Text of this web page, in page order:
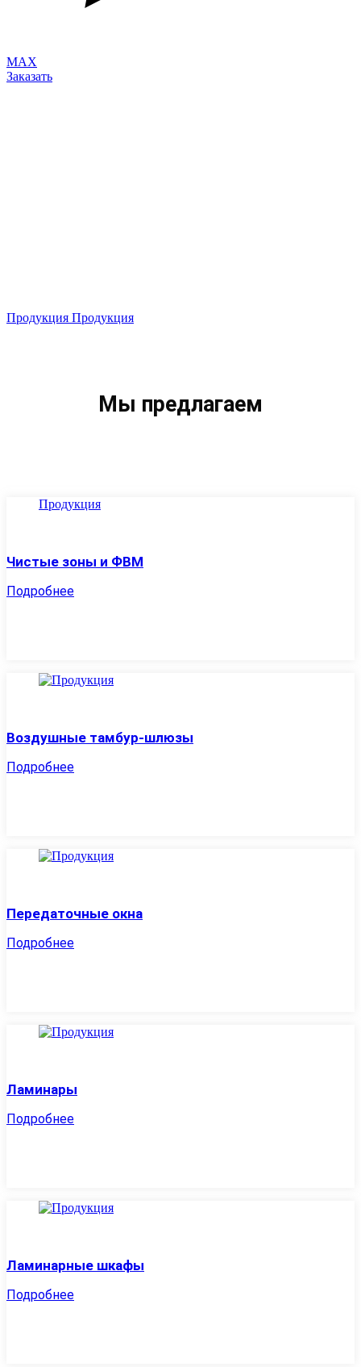
MAX
Заказать
Мы предлагаем
Чистые зоны и ФВМ
Подробнее
Воздушные тамбур-шлюзы
Подробнее
Передаточные окна
Подробнее
Ламинары
Подробнее
Ламинарные шкафы
Подробнее